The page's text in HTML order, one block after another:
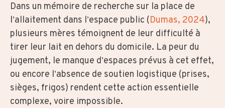
Dans un mémoire de recherche sur la place de
l’allaitement dans l’espace public (Dumas, 2024),
plusieurs mères témoignent de leur difficulté à
tirer leur lait en dehors du domicile. La peur du
jugement, le manque d’espaces prévus à cet effet,
ou encore l’absence de soutien logistique (prises,
sièges, frigos) rendent cette action essentielle
complexe, voire impossible.